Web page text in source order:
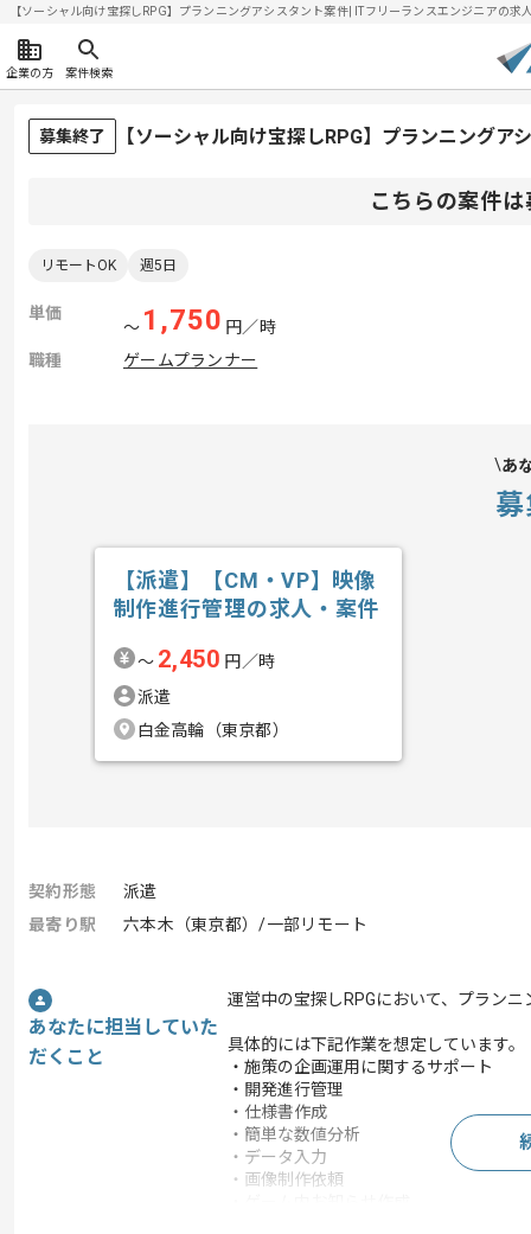
【ソーシャル向け宝探しRPG】プランニングアシスタント案件| ITフリーランスエンジニアの
企業の方 案件検索
募集終了 【ソーシャル向け宝探しRPG】プランニングア
こちらの案件
リモートOK 週5日
単価
〜 1,750 円／時
職種
ゲームプランナー
あ
【派遣】【CM・VP】映像
制作進行管理の求人・案件
〜 2,450 円／時
派遣
白金高輪（東京都）
契約形態
派遣
最寄り駅
六本木（東京都）/一部リモート
あなたに担当していた
だくこと
運営中の宝探しRPGにおいて、プラン
具体的には下記作業を想定しています。
・施策の企画運用に関するサポート
・開発進行管理
・仕様書作成
・簡単な数値分析
・データ入力
・画像制作依頼